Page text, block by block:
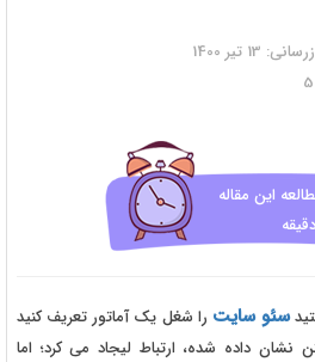
5
این مقاله
سئو سایت را شغل یک آماتور تعریف کنید
داده شده، ارتباط لیجاد می کرد؛ اما